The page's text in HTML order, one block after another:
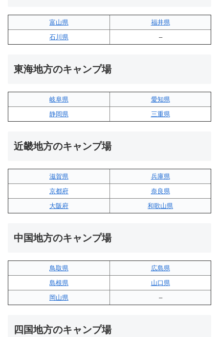
富山県
福井県
石川県
–
東海地方のキャンプ場
岐阜県
愛知県
静岡県
三重県
近畿地方のキャンプ場
滋賀県
兵庫県
京都府
奈良県
大阪府
和歌山県
中国地方のキャンプ場
鳥取県
広島県
島根県
山口県
岡山県
–
四国地方のキャンプ場